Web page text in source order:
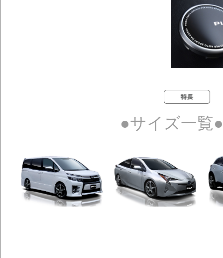
●サイズ一覧